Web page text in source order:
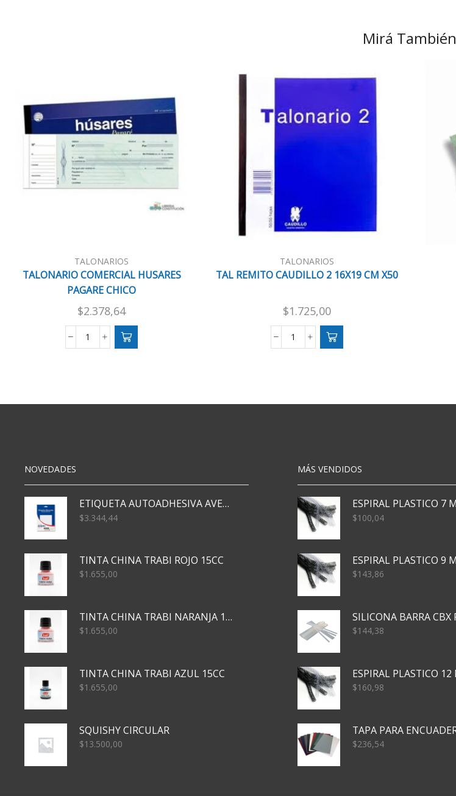
Mirá También
TALONARIOS
TALONARIO COMERCIAL HUSARES
PAGARE CHICO
$2.378,64
TALONARIO
cantidad
TALONARIOS
TAL REMITO CAUDILLO 2 16X19 CM X50
$1.725,00
TAL
CM
NOVEDADES
ETIQUETA AUTOADHESIVA AVERY 3026 30H 20 X 70
$3.344,44
TINTA CHINA TRABI ROJO 15CC
$1.655,00
TINTA CHINA TRABI NARANJA 15CC
$1.655,00
TINTA CHINA TRABI AZUL 15CC
$1.655,00
SQUISHY CIRCULAR
$13.500,00
MÁS VENDIDOS
$100,04
$143,86
$144,38
$160,98
$236,54